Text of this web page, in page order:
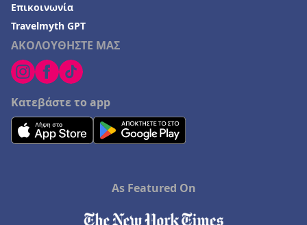
ΑΚΟΛΟΥΘΗΣΤΕ ΜΑΣ
Κατεβάστε το app
Επικοινωνία
Travelmyth GPT
As Featured On